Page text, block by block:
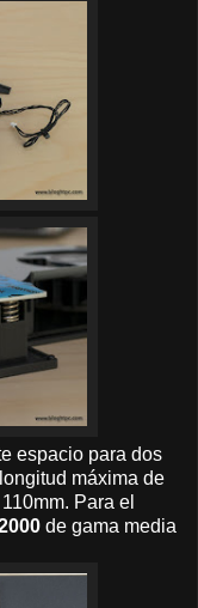
espacio para dos
máxima de
Para el
de gama media